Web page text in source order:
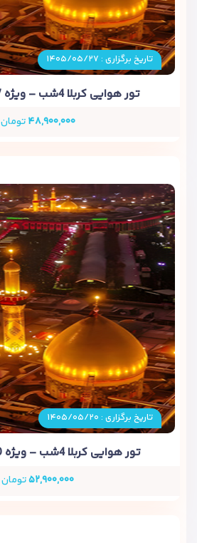
تاریخ برگزاری : ۱۴۰۵/۰۵/۲۷
تور هوایی کربلا 4شب – ویژه 27 مرداد 1405
۴۸,۹۰۰,۰۰۰تومان
تاریخ برگزاری : ۱۴۰۵/۰۵/۲۰
تور هوایی کربلا 4شب – ویژه 20 مرداد 1405
۵۲,۹۰۰,۰۰۰تومان